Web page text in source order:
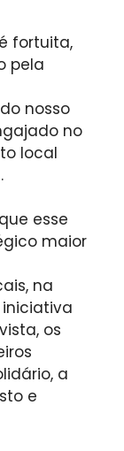
fortuita,
pela
nosso
no
local
esse
maior
na
os
a
e